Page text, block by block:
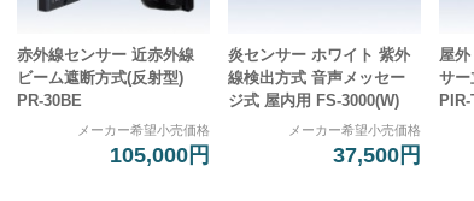
赤外線センサー 近赤外線
ビーム遮断方式(反射型)
PR-30BE
メーカー希望小売価格
105,000円
炎センサー ホワイト 紫外
線検出方式 音声メッセー
ジ式 屋内用 FS-3000(W)
メーカー希望小売価格
37,500円
屋
サー
PIR-